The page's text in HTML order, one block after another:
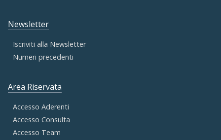
Newsletter
Iscriviti alla Newsletter
Numeri precedenti
Area Riservata
Accesso Aderenti
Accesso Consulta
Accesso Team